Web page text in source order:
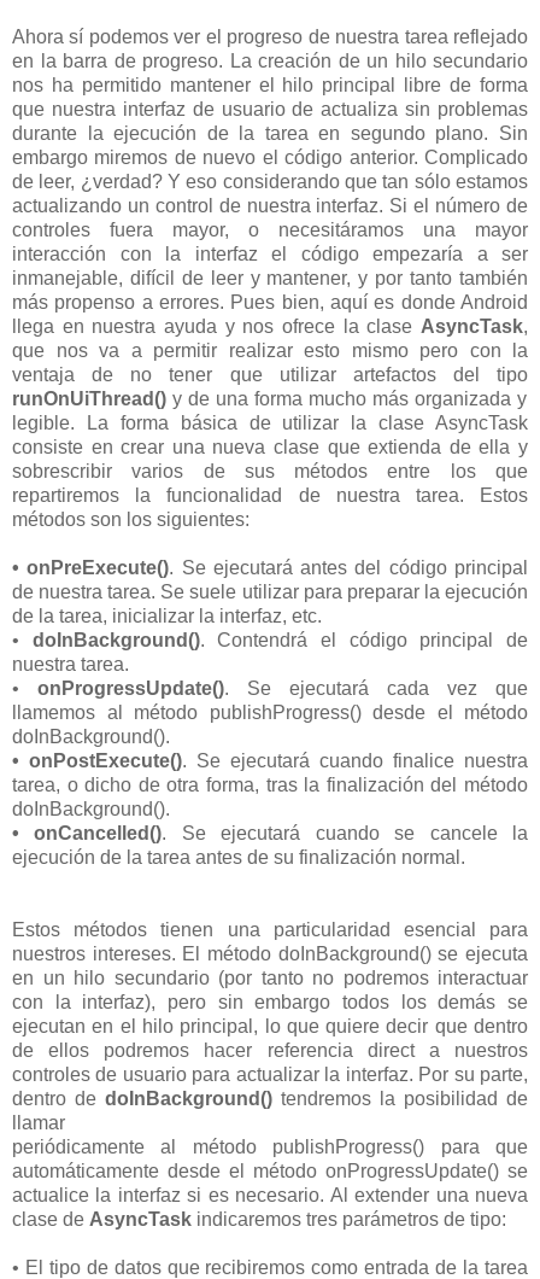
Ahora sí podemos ver el progreso de nuestra tarea reflejado
en la barra de progreso. La creación de un hilo secundario
nos ha permitido mantener el hilo principal libre de forma
que nuestra interfaz de usuario de actualiza sin problemas
durante la ejecución de la tarea en segundo plano. Sin
embargo miremos de nuevo el código anterior. Complicado
de leer, ¿verdad? Y eso considerando que tan sólo estamos
actualizando un control de nuestra interfaz. Si el número de
controles fuera mayor, o necesitáramos una mayor
interacción con la interfaz el código empezaría a ser
inmanejable, difícil de leer y mantener, y por tanto también
más propenso a errores. Pues bien, aquí es donde Android
llega en nuestra ayuda y nos ofrece la clase AsyncTask,
que nos va a permitir realizar esto mismo pero con la
ventaja de no tener que utilizar artefactos del tipo
runOnUiThread() y de una forma mucho más organizada y
legible. La forma básica de utilizar la clase AsyncTask
consiste en crear una nueva clase que extienda de ella y
sobrescribir varios de sus métodos entre los que
repartiremos la funcionalidad de nuestra tarea. Estos
métodos son los siguientes:
• onPreExecute(). Se ejecutará antes del código principal
de nuestra tarea. Se suele utilizar para preparar la ejecución
de la tarea, inicializar la interfaz, etc.
• doInBackground(). Contendrá el código principal de
nuestra tarea.
• onProgressUpdate(). Se ejecutará cada vez que
llamemos al método publishProgress() desde el método
doInBackground().
• onPostExecute(). Se ejecutará cuando finalice nuestra
tarea, o dicho de otra forma, tras la finalización del método
doInBackground().
• onCancelled(). Se ejecutará cuando se cancele la
ejecución de la tarea antes de su finalización normal.
Estos métodos tienen una particularidad esencial para
nuestros intereses. El método doInBackground() se ejecuta
en un hilo secundario (por tanto no podremos interactuar
con la interfaz), pero sin embargo todos los demás se
ejecutan en el hilo principal, lo que quiere decir que dentro
de ellos podremos hacer referencia direct a nuestros
controles de usuario para actualizar la interfaz. Por su parte,
dentro de doInBackground() tendremos la posibilidad de
llamar
periódicamente al método publishProgress() para que
automáticamente desde el método onProgressUpdate() se
actualice la interfaz si es necesario. Al extender una nueva
clase de AsyncTask indicaremos tres parámetros de tipo:
• El tipo de datos que recibiremos como entrada de la tarea